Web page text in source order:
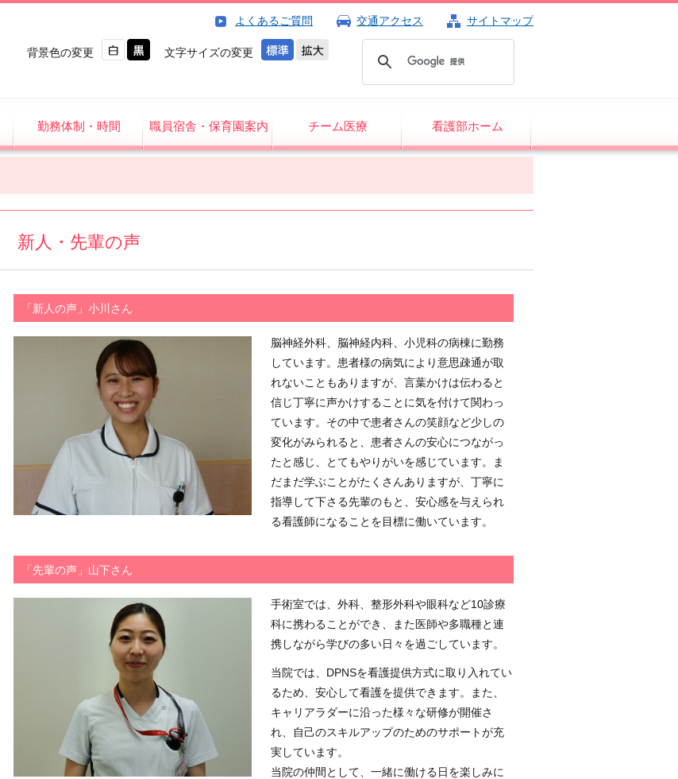
よくあるご質問 交通アクセス サイトマップ
背景色の変更 文字サイズの変更
勤務体制・時間 職員宿舎・保育園案内 チーム医療 看護部ホーム
新人・先輩の声
「新人の声」小川さん
脳神経外科、脳神経内科、小児科の病棟に勤務
しています。患者様の病気により意思疎通が取
れないこともありますが、言葉かけは伝わると
信じ丁寧に声かけすることに気を付けて関わっ
ています。その中で患者さんの笑顔など少しの
変化がみられると、患者さんの安心につながっ
たと感じ、とてもやりがいを感じています。ま
だまだ学ぶことがたくさんありますが、丁寧に
指導して下さる先輩のもと、安心感を与えられ
る看護師になることを目標に働いています。
「先輩の声」山下さん
手術室では、外科、整形外科や眼科など10診療
科に携わることができ、また医師や多職種と連
携しながら学びの多い日々を過ごしています。
当院では、DPNSを看護提供方式に取り入れてい
るため、安心して看護を提供できます。また、
キャリアラダーに沿った様々な研修が開催さ
れ、自己のスキルアップのためのサポートが充
実しています。
当院の仲間として、一緒に働ける日を楽しみに